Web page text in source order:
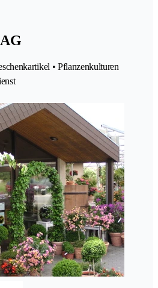
• Pflanzenkulturen